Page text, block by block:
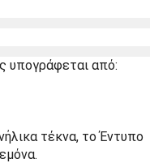
υπογράφεται από:
τέκνα, το Έντυπο